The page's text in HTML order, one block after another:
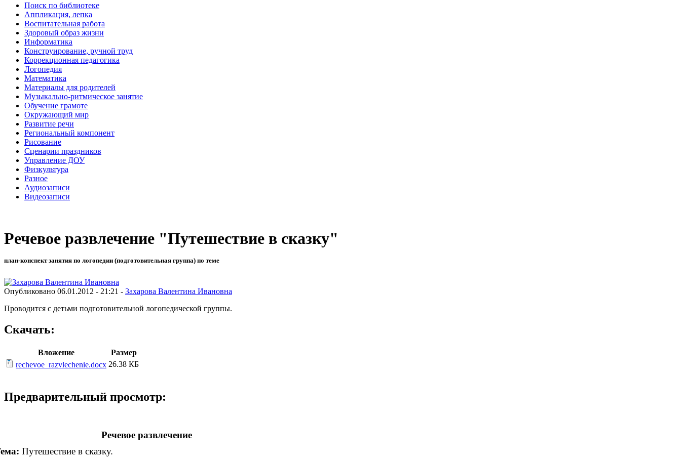
Поиск по библиотеке
Аппликация, лепка
Воспитательная работа
Здоровый образ жизни
Информатика
Конструирование, ручной труд
Коррекционная педагогика
Логопедия
Математика
Материалы для родителей
Музыкально-ритмическое занятие
Обучение грамоте
Окружающий мир
Развитие речи
Региональный компонент
Рисование
Сценарии праздников
Управление ДОУ
Физкультура
Разное
Аудиозаписи
Видеозаписи
Речевое развлечение "Путешествие в сказку"
план-конспект занятия по логопедии (подготовительная группа) по теме
Опубликовано 06.01.2012 - 21:21 - Захарова Валентина Ивановна
Проводится с детьми подготовительной логопедической группы.
Скачать:
Вложение
Размер
rechevoe_razvlechenie.docx 26.38 КБ
Предварительный просмотр:
Речевое развлечение
Путешествие в сказку.